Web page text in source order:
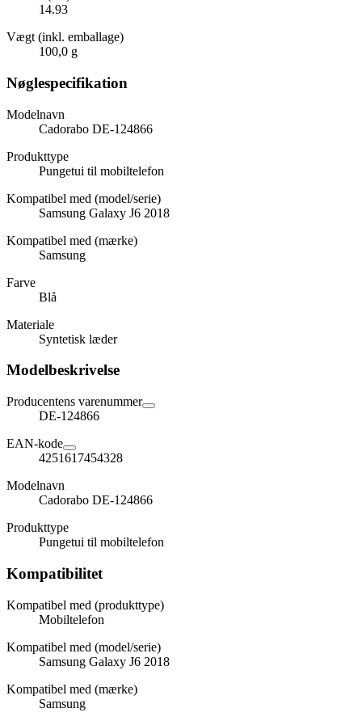
14.93
Vægt (inkl. emballage)
100,0 g
Nøglespecifikation
Modelnavn
Cadorabo DE-124866
Produkttype
Pungetui til mobiltelefon
Kompatibel med (model/serie)
Samsung Galaxy J6 2018
Kompatibel med (mærke)
Samsung
Farve
Blå
Materiale
Syntetisk læder
Modelbeskrivelse
Producentens varenummer
DE-124866
EAN-kode
4251617454328
Modelnavn
Cadorabo DE-124866
Produkttype
Pungetui til mobiltelefon
Kompatibilitet
Kompatibel med (produkttype)
Mobiltelefon
Kompatibel med (model/serie)
Samsung Galaxy J6 2018
Kompatibel med (mærke)
Samsung